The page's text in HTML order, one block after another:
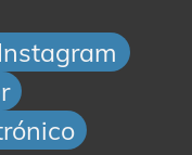
Instagram